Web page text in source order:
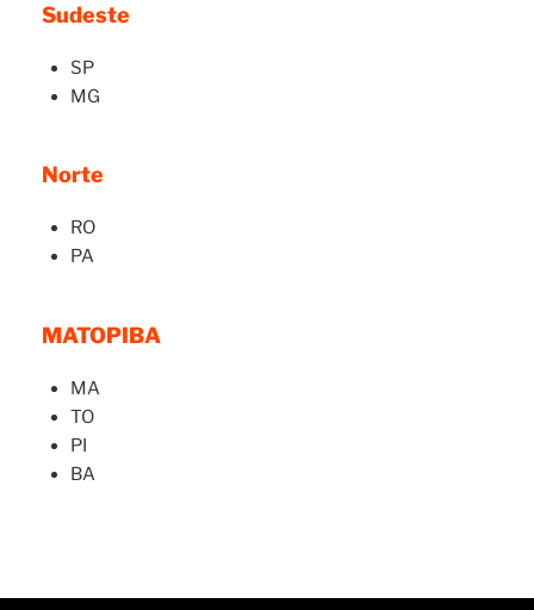
Sudeste
SP
MG
Norte
RO
PA
MATOPIBA
MA
TO
PI
BA